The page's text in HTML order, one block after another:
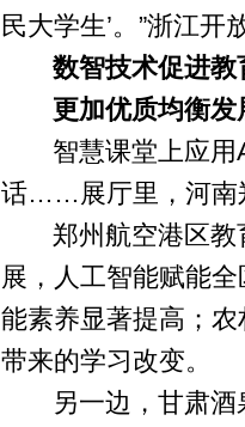
民大学生’。”浙江开
数智技术促进教
更加优质均衡发
智慧课堂上应用
话……展厅里，河南
郑州航空港区
展，人工智能赋能
能素养显著提高；
带来的学习改变。
另一边，甘肃